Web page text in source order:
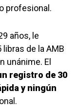
profesional.
años, le
de la AMB
unánime. El
registro de 30
y ningún